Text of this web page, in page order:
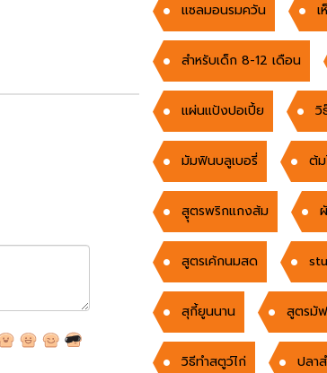
แซลมอนรมควัน
สำหรับเด็ก 8-12 เดือน
แผ่นแป้งปอเปี้ย วิ
มัมฟินบลูเบอรี่ ต้ม
สูุตรพริกแกงส้ม
สูตรเค้กนมสด
สุกี้ยูนนาน สูตรมั
วิธีทำสตูว์ไก่ ปลา